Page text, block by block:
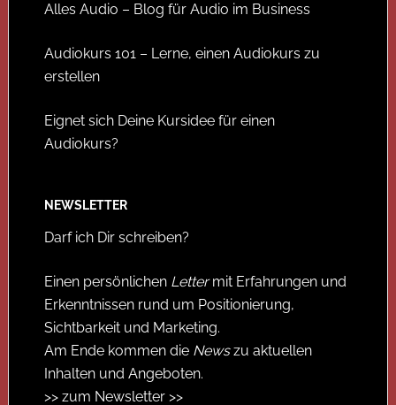
Alles Audio – Blog für Audio im Business
Audiokurs 101 – Lerne, einen Audiokurs zu
erstellen
Eignet sich Deine Kursidee für einen
Audiokurs?
NEWSLETTER
Darf ich Dir schreiben?
Einen persönlichen Lettermit Erfahrungen und
Erkenntnissen rund um Positionierung,
Sichtbarkeit und Marketing.
Am Ende kommen die Newszu aktuellen
Inhalten und Angeboten.
>> zum Newsletter >>